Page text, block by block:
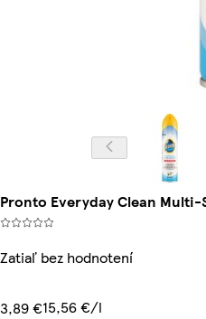
Pronto Everyday Clean
Zatiaľ bez hodnotení
3,89 €15,56 €/l